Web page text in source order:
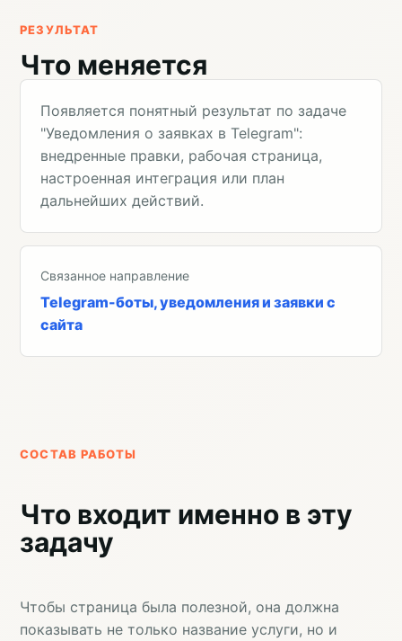
РЕЗУЛЬТАТ
Что меняется
Появляется понятный результат по задаче
"Уведомления о заявках в Telegram":
внедренные правки, рабочая страница,
настроенная интеграция или план
дальнейших действий.
Связанное направление
Telegram-боты, уведомления и заявки с
сайта
СОСТАВ РАБОТЫ
Что входит именно в эту
задачу
Чтобы страница была полезной, она должна
показывать не только название услуги, но и